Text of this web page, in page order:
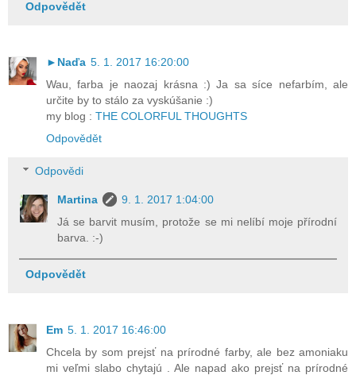
Odpovědět
►Naďa 5. 1. 2017 16:20:00
Wau, farba je naozaj krásna :) Ja sa síce nefarbím, ale
určite by to stálo za vyskúšanie :)
my blog : THE COLORFUL THOUGHTS
Odpovědět
Odpovědi
Martina
9. 1. 2017 1:04:00
Já se barvit musím, protože se mi nelíbí moje přírodní
barva. :-)
Odpovědět
Em 5. 1. 2017 16:46:00
Chcela by som prejsť na prírodné farby, ale bez amoniaku
mi veľmi slabo chytajú . Ale napad ako prejsť na prírodné